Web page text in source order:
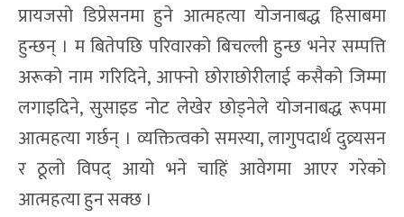
प्रायजसो डिप्रेसनमा हुने आत्महत्या योजनाबद्ध हिसाबमा
हुन्छन् । म बितेपछि परिवारको बिचल्ली हुन्छ भनेर सम्पत्ति
अरूको नाम गरिदिने, आफ्नो छोराछोरीलाई कसैको जिम्मा
लगाइदिने, सुसाइड नोट लेखेर छोड्नेले योजनाबद्ध रूपमा
आत्महत्या गर्छन् । व्यक्तित्वको समस्या, लागुपदार्थ दुव्र्यसन
र ठूलो विपद् आयो भने चाहिं आवेगमा आएर गरेको
आत्महत्या हुन सक्छ ।